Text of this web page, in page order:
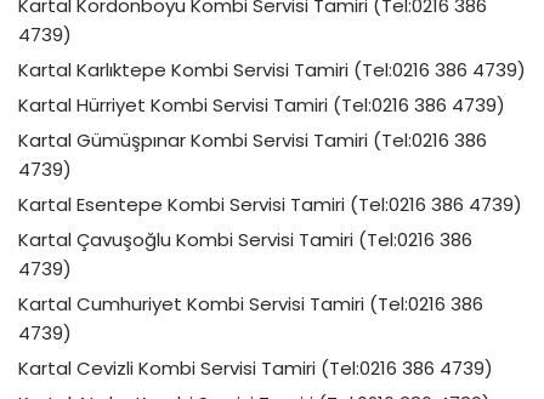
Kartal Kordonboyu Kombi Servisi Tamiri (Tel:0216 386
4739)
Kartal Karlıktepe Kombi Servisi Tamiri (Tel:0216 386 4739)
Kartal Hürriyet Kombi Servisi Tamiri (Tel:0216 386 4739)
Kartal Gümüşpınar Kombi Servisi Tamiri (Tel:0216 386
4739)
Kartal Esentepe Kombi Servisi Tamiri (Tel:0216 386 4739)
Kartal Çavuşoğlu Kombi Servisi Tamiri (Tel:0216 386
4739)
Kartal Cumhuriyet Kombi Servisi Tamiri (Tel:0216 386
4739)
Kartal Cevizli Kombi Servisi Tamiri (Tel:0216 386 4739)